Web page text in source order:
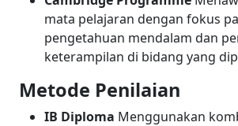
mata pelajaran dengan fokus
pengetahuan mendalam dan
keterampilan di bidang yang
Metode Penilaian
IB Diploma Menggunakan